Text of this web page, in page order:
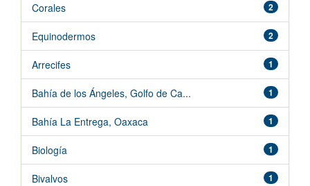
2
Corales
2
Equinodermos
1
Arrecifes
1
Bahía de los Ángeles, Golfo de Ca...
1
Bahía La Entrega, Oaxaca
1
Biología
1
Bivalvos